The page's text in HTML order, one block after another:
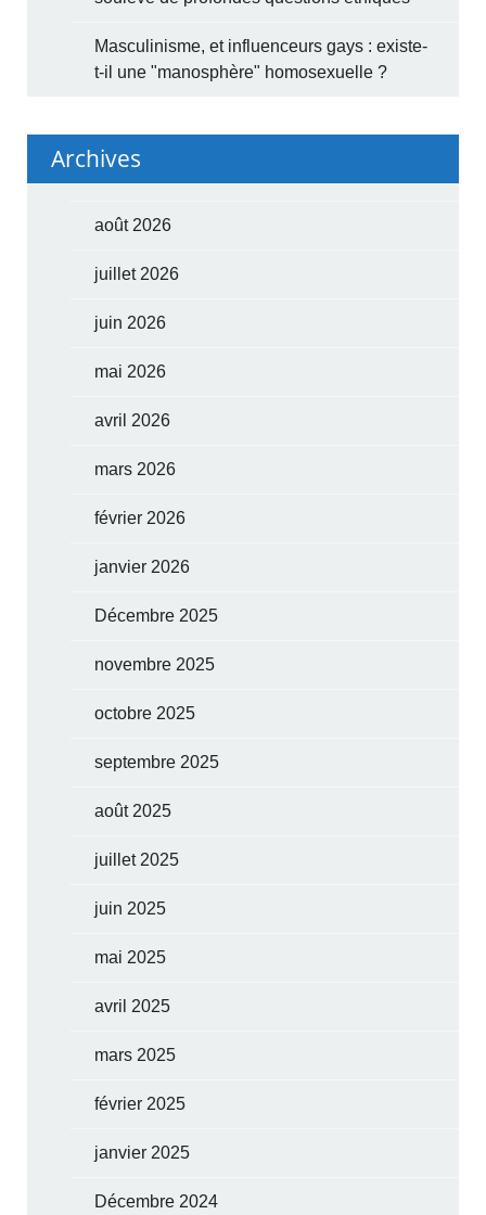
Masculinisme, et influenceurs gays : existe-
t-il une "manosphère" homosexuelle ?
Archives
août 2026
juillet 2026
juin 2026
mai 2026
avril 2026
mars 2026
février 2026
janvier 2026
Décembre 2025
novembre 2025
octobre 2025
septembre 2025
août 2025
juillet 2025
juin 2025
mai 2025
avril 2025
mars 2025
février 2025
janvier 2025
Décembre 2024